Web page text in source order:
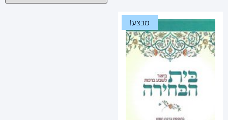
מבצע!